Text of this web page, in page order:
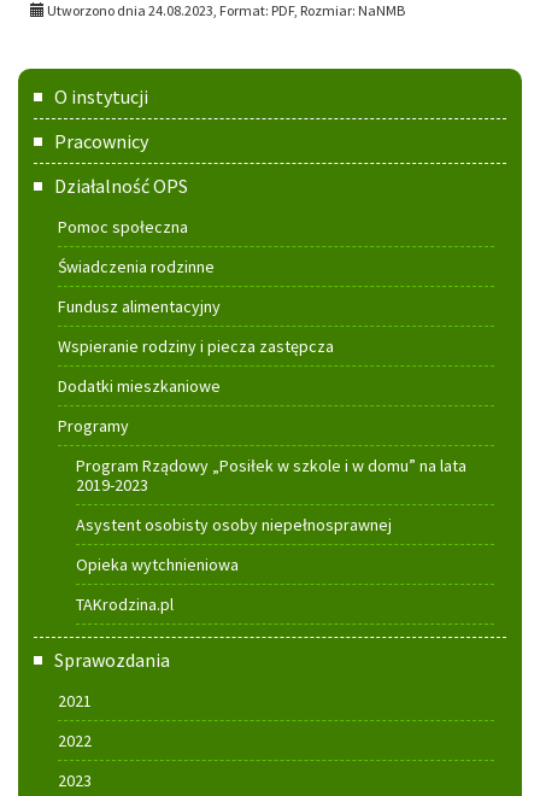
Utworzono dnia 24.08.2023, Format: PDF, Rozmiar: NaNMB
Menu
główne
O instytucji
Pracownicy
Działalność OPS
Pomoc społeczna
Świadczenia rodzinne
Fundusz alimentacyjny
Wspieranie rodziny i piecza zastępcza
Dodatki mieszkaniowe
Programy
Program Rządowy „Posiłek w szkole i w domu” na lata
2019-2023
Asystent osobisty osoby niepełnosprawnej
Opieka wytchnieniowa
TAKrodzina.pl
Sprawozdania
2021
2022
2023